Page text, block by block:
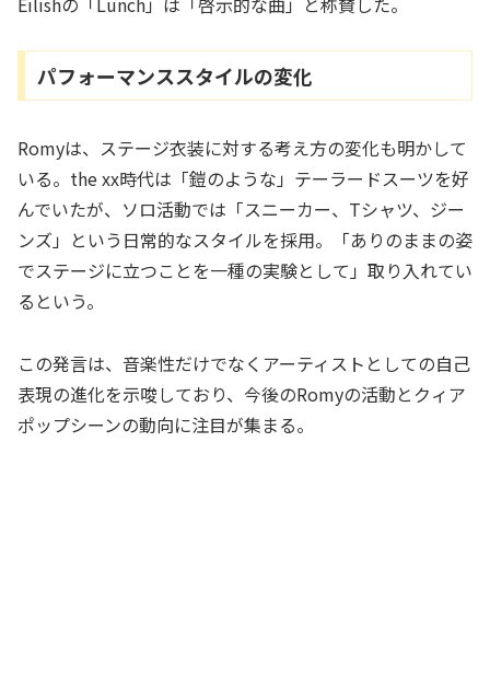
パフォーマンススタイルの変化
Romyは、ステージ衣装に対する考え方の変化も明かして
いる。the xx時代は「鎧のような」テーラードスーツを好
んでいたが、ソロ活動では「スニーカー、Tシャツ、ジー
ンズ」という日常的なスタイルを採用。「ありのままの姿
でステージに立つことを一種の実験として」取り入れてい
るという。
この発言は、音楽性だけでなくアーティストとしての自己
表現の進化を示唆しており、今後のRomyの活動とクィア
ポップシーンの動向に注目が集まる。